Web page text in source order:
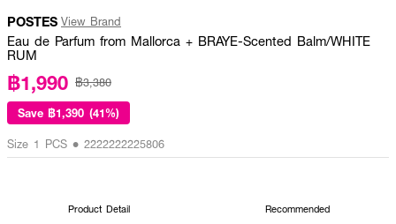
POSTES View Brand
Eau de Parfum from Mallorca + BRAYE-Scented Balm/WHITE
RUM
฿1,990 ฿3,380
Save ฿1,390 (41%)
Size 1 PCS • 2222222225806
Product Detail Recommended